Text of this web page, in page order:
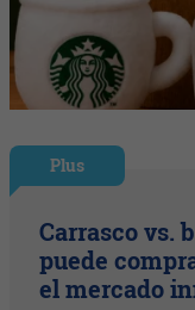
Plus
Carrasco vs.
puede
el mercado